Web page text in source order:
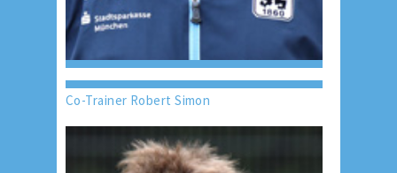
Co-Trainer Robert Simon